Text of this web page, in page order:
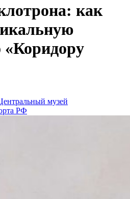
как
«Коридору
музей
РФ